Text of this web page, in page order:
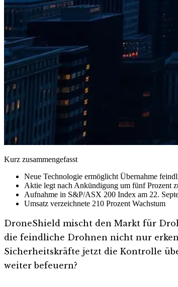
Kurz zusammengefasst
Neue Technologie ermöglicht Übernahme
Aktie legt nach Ankündigung um fünf Prozent
Aufnahme in S&P/ASX 200 Index am 22.
Umsatz verzeichnete 210 Prozent Wachstum
DroneShield mischt den Markt für
die feindliche Drohnen nicht nur
Sicherheitskräfte jetzt die Kontrolle
weiter befeuern?